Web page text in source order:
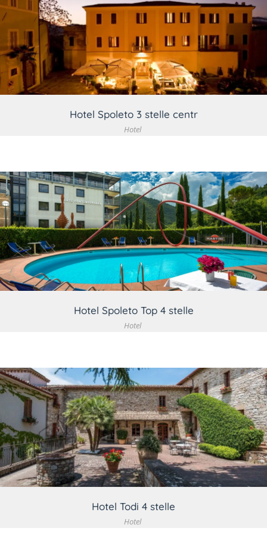
VEDI DETTAGLIO
Hotel Spoleto 3 stelle centr
Hotel
VEDI DETTAGLIO
Hotel Spoleto Top 4 stelle
Hotel
VEDI DETTAGLIO
Hotel Todi 4 stelle
Hotel